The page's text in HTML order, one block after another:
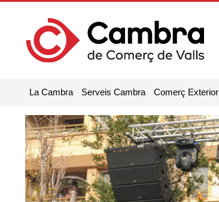
La Cambra Serveis Cambra Comerç Exterior